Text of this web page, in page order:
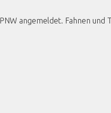
angemeldet. Fahnen und